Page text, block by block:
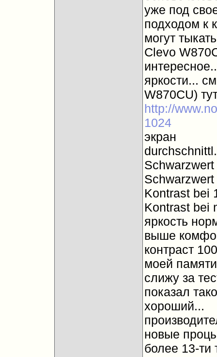
уже под
подходом к
могут
Clevo
яркости...
W870CU)
http://
1024
экран
Kontrast bei
Kontrast bei
яркость
выше
контраст
моей памяти
слижу за
показал
хороший...
новые
более 13-ти